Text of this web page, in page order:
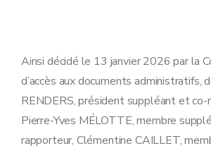
Ainsi décidé le 13 janvier 2026 par la
d’accès aux documents administratifs,
RENDERS, président suppléant et co-
Pierre-Yves MÉLOTTE, membre
rapporteur, Clémentine CAILLET,